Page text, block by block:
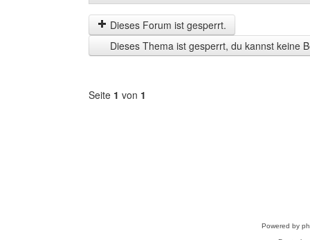
der
letzten
Zeit
anzeigen
by
Dieses Forum ist gesperrt.
Dieses Thema ist gesperrt, du kannst keine
Seite 1 von 1
Powered by